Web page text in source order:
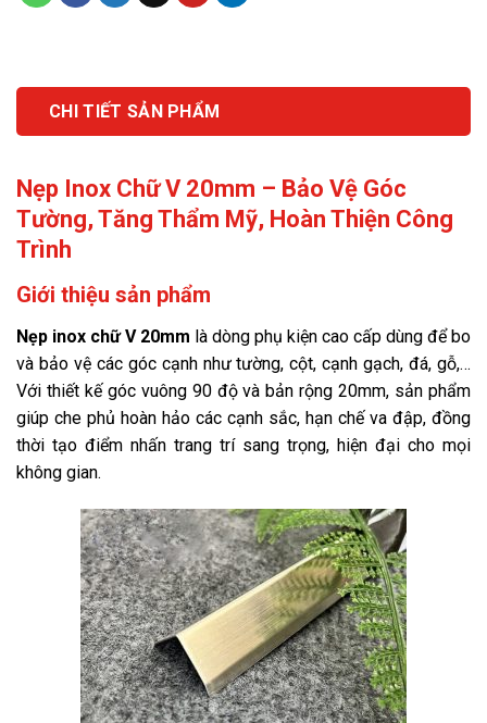
CHI TIẾT SẢN PHẨM
Nẹp Inox Chữ V 20mm – Bảo Vệ Góc
Tường, Tăng Thẩm Mỹ, Hoàn Thiện Công
Trình
Giới thiệu sản phẩm
Nẹp inox chữ V 20mm là dòng phụ kiện cao cấp dùng để bo
và bảo vệ các góc cạnh như tường, cột, cạnh gạch, đá, gỗ,…
Với thiết kế góc vuông 90 độ và bản rộng 20mm, sản phẩm
giúp che phủ hoàn hảo các cạnh sắc, hạn chế va đập, đồng
thời tạo điểm nhấn trang trí sang trọng, hiện đại cho mọi
không gian.